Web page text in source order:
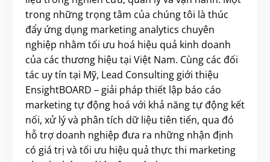
trong những trọng tâm của chúng tôi là thúc
đẩy ứng dụng marketing analytics chuyên
nghiệp nhằm tối ưu hoá hiệu quả kinh doanh
của các thương hiệu tại Việt Nam. Cùng các đối
tác uy tín tại Mỹ, Lead Consulting giới thiệu
EnsightBOARD – giải pháp thiết lập báo cáo
marketing tự động hoá với khả năng tự động kết
nối, xử lý và phân tích dữ liệu tiên tiến, qua đó
hỗ trợ doanh nghiệp đưa ra những nhận định
có giá trị và tối ưu hiệu quả thực thi marketing